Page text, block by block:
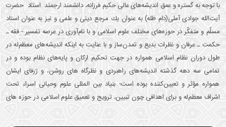
با توجه به گستره و عمق انديشه‌های عالی حکیم فرزانه، دانشمند ارجمند استاد حضرت
آيت‌الله جوادی آملی(دام ظله) به عنوان يك مرجع دينی و علمی و نیز به عنوان استاد
مسلّم و متفكّر در حوزه‌های مختلف علوم اسلامی و با نام‌آوری در عرصه تفسير - فقه ـ
حكمت ـ عرفان و نظرات بديع و تمدن‌ساز و با عنايت به اينکه انديشه‌های معظم‌له در
طول دوران نظام اسلامی همواره در جهت تحكيم اركان و پايه‌های نظام بوده و در
تمامی سه دهه گذشته انديشه‌های راهبردی و نظرگاه های روشن، و ژرفای ايشان
همواره مؤثر و تعيين‌كننده بوده است؛ بنياد بين المللی علوم وحيانی اسراء تحت
اشراف معظم‌له و برای اهدافی چون تبیین، ترویج و تعمیق علوم اسلامی در حوزه های